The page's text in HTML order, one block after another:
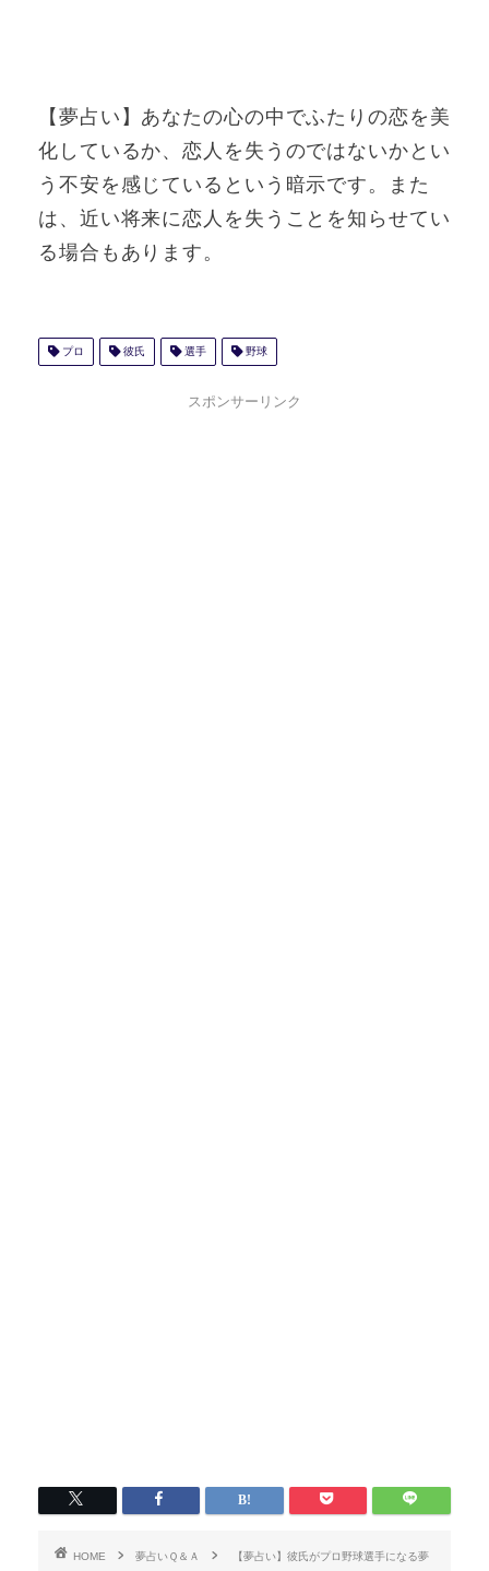
【夢占い】あなたの心の中でふたりの恋を美
化しているか、恋人を失うのではないかとい
う不安を感じているという暗示です。また
は、近い将来に恋人を失うことを知らせてい
る場合もあります。
プロ 彼氏 選手 野球
スポンサーリンク
HOME 夢占いＱ＆Ａ 【夢占い】彼氏がプロ野球選手になる夢